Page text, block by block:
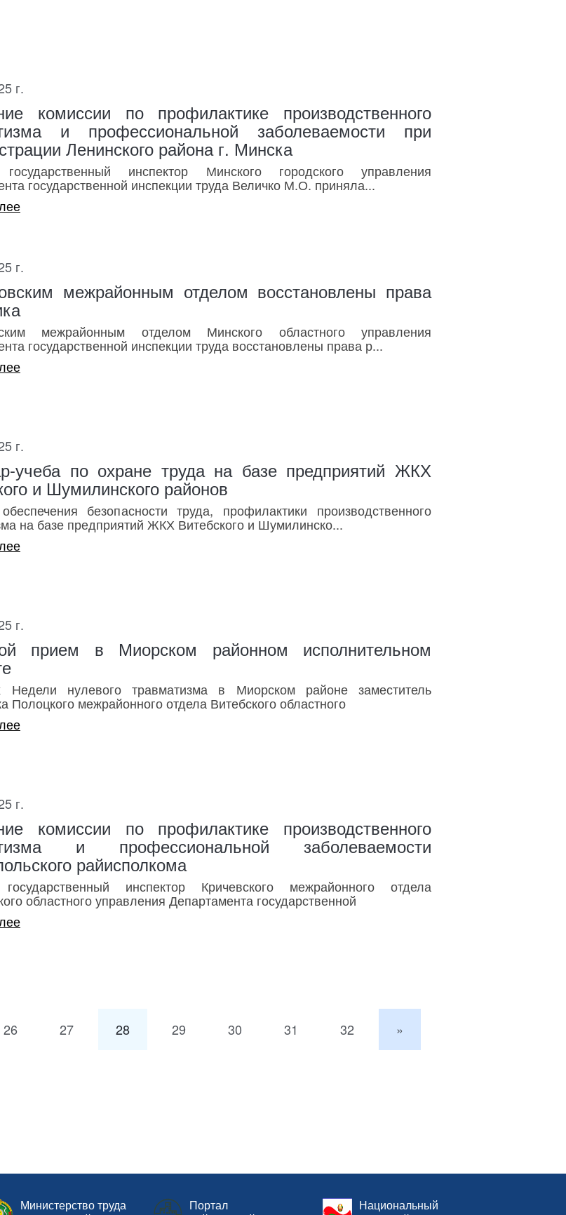
г.
комиссии по профилактике производственного
и профессиональной заболеваемости при
Ленинского района г. Минска
инспектор Минского городского управления
государственной инспекции труда Величко М.О. приняла...
г.
межрайонным отделом восстановлены права
межрайонным отделом Минского областного управления
государственной инспекции труда восстановлены права р...
г.
учеба по охране труда на базе предприятий ЖКХ
и Шумилинского районов
безопасности труда, профилактики производственного
на базе предприятий ЖКХ Витебского и Шумилинско...
г.
прием в Миорском районном исполнительном
нулевого травматизма в Миорском районе заместитель
Полоцкого межрайонного отдела Витебского областного
г.
комиссии по профилактике производственного
и профессиональной заболеваемости
райисполкома
инспектор Кричевского межрайонного отдела
областного управления Департамента государственной
26 27 28 29 30 31 32 »
Министерство труда
Портал
Национальный